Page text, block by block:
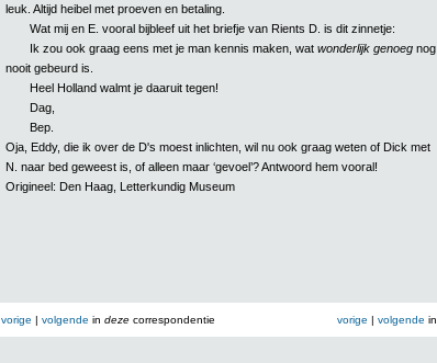
leuk. Altijd heibel met proeven en betaling.
Wat mij en E. vooral bijbleef uit het briefje van Rients D. is dit zinnetje:
Ik zou ook graag eens met je man kennis maken, wat wonderlijk genoegnog
nooit gebeurd is.
Heel Holland walmt je daaruit tegen!
Dag,
Bep.
Oja, Eddy, die ik over de D's moest inlichten, wil nu ook graag weten of Dick met
N. naar bed geweest is, of alleen maar ‘gevoel’? Antwoord hem vooral!
Origineel: Den Haag, Letterkundig Museum
vorige | volgende in dezecorrespondentie vorige | volgende in